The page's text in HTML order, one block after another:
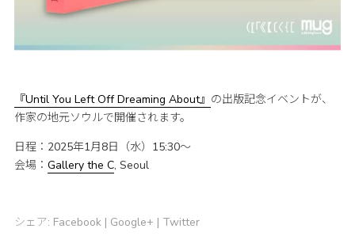
『Until You Left Off Dreaming About』 の出版記念イベントが、
作家の地元ソウルで開催されます。
日程：2025年1月8日（水）15:30〜
会場： Gallery the C, Seoul
シェア: Facebook| Google+ | Twitter